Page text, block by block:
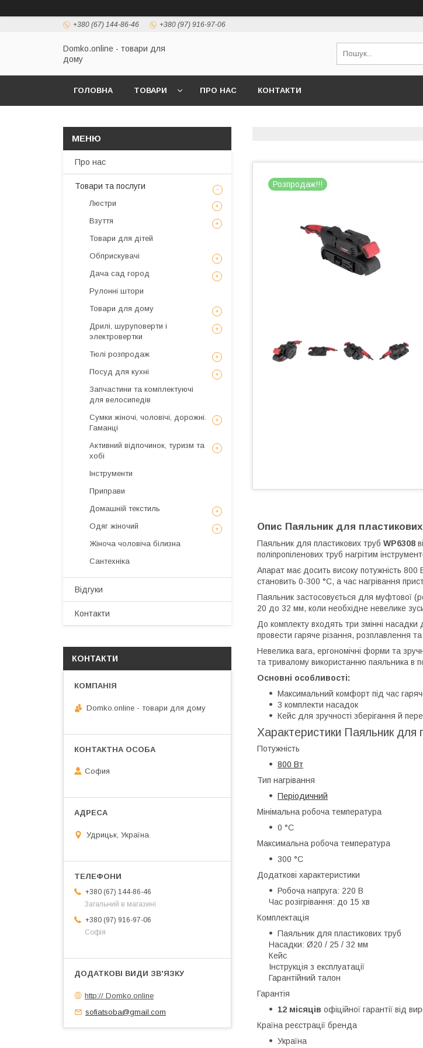
+380 (67) 144-86-46 +380 (97) 916-97-06
Domko.online - товари для
дому
ГОЛОВНА ТОВАРИ ПРО НАС КОНТАКТИ
Розпродаж!!!
Опис Паяльник для пластикових
Паяльник для пластикових труб WP6308
поліпропіленових труб нагрітим
Апарат має досить високу потужність
становить 0-300 °C, а час нагрівання
Паяльник застосовується для муфтової
20 до 32 мм, коли необхідне невелике
До комплекту входять три змінні
провести гаряче різання, розплавлення
Невелика вага, ергономічні форми та
та тривалому використанню паяльника в
Основні особливості:
Максимальний комфорт під час
3 комплекти насадок
Кейс для зручності зберігання й
Характеристики Паяльник
Потужність
800 Вт
Тип нагрівання
Періодичний
Мінімальна робоча температура
0 °C
Максимальна робоча температура
300 °C
Додаткові характеристики
Робоча напруга: 220 В
Час розігрівання: до 15 хв
Комплектація
Паяльник для пластикових труб
Насадки: Ø20 / 25 / 32 мм
Кейс
Інструкція з експлуатації
Гарантійний талон
Гарантія
12 місяців офіційної гарантії від
Країна реєстрації бренда
Україна
Про нас
Товари та послуги
Люстри
Взуття
Товари для дітей
Обприскувачі
Дача сад город
Рулонні штори
Товари для дому
Дрилі, шуруповерти і
электровертки
Тюлі розпродаж
Посуд для кухні
Запчастини та комплектуючі
для велосипедів
Сумки жіночі, чоловічі, дорожні.
Гаманці
Активний відпочинок, туризм та
хобі
Інструменти
Приправи
Домашній текстиль
Одяг жіночий
Жіноча чоловіча білизна
Сантехніка
Відгуки
Контакти
КОНТАКТИ
Domko.online - товари для дому
София
Удрицьк, Україна
+380 (67) 144-86-46
Загальний в магазині
+380 (97) 916-97-06
Софія
http:// Domko.online
sofiatsoba@gmail.com